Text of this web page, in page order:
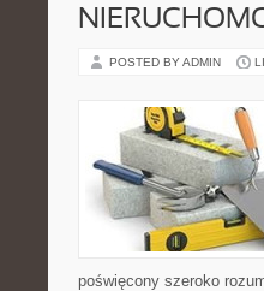
POSTED BY ADMIN
poświęcony szeroko